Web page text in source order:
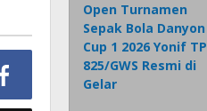
Open Turnamen
Sepak Bola Danyon
Cup 1 2026 Yonif TP
825/GWS Resmi di
Gelar